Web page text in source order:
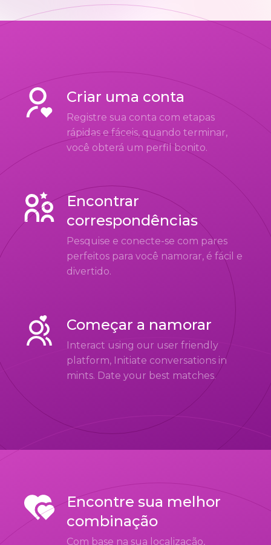
Criar uma conta
Registre sua conta com etapas
rápidas e fáceis, quando terminar,
você obterá um perfil bonito.
Encontrar
correspondências
Pesquise e conecte-se com pares
perfeitos para você namorar, é fácil e
divertido.
Começar a namorar
Interact using our user friendly
platform, Initiate conversations in
mints. Date your best matches.
Encontre sua melhor
combinação
Com base na sua localização,